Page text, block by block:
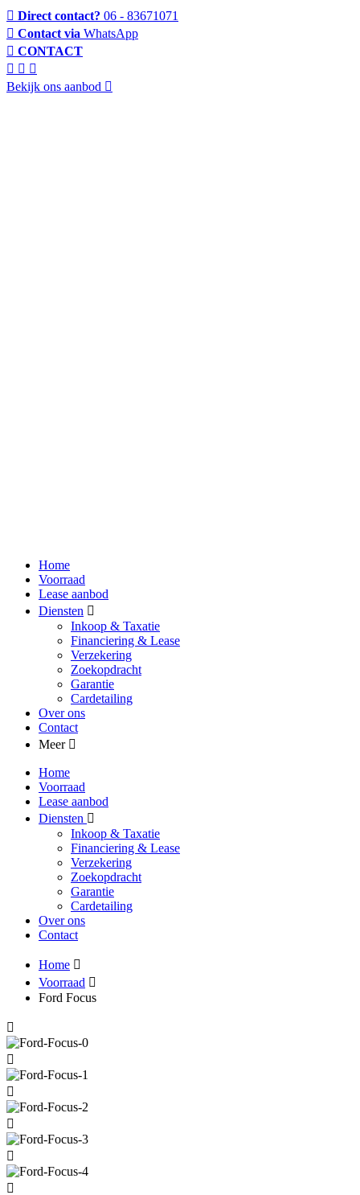
Direct contact? 06 - 83671071
Contact via WhatsApp
CONTACT
Bekijk ons aanbod
Home
Voorraad
Lease aanbod
Diensten
Inkoop & Taxatie
Financiering & Lease
Verzekering
Zoekopdracht
Garantie
Cardetailing
Over ons
Contact
Meer
Home
Voorraad
Lease aanbod
Diensten
Inkoop & Taxatie
Financiering & Lease
Verzekering
Zoekopdracht
Garantie
Cardetailing
Over ons
Contact
Home
Voorraad
Ford Focus